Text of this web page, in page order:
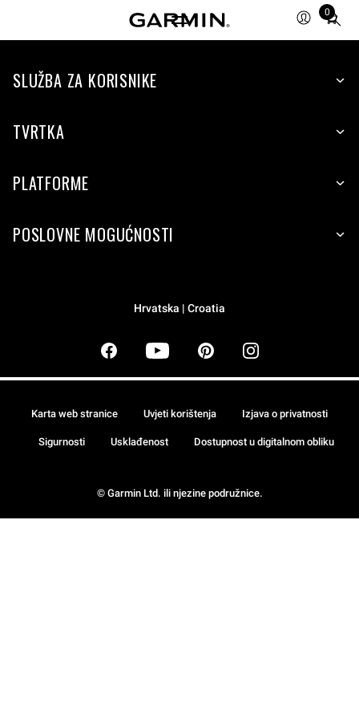
0
Total
items
cart:
SLUŽBA ZA KORISNIKE
TVRTKA
PLATFORME
POSLOVNE MOGUĆNOSTI
Hrvatska | Croatia
© Garmin Ltd. ili njezine podružnice.
Karta web stranice Uvjeti korištenja Izjava o privatnosti
Sigurnosti Usklađenost Dostupnost u digitalnom obliku